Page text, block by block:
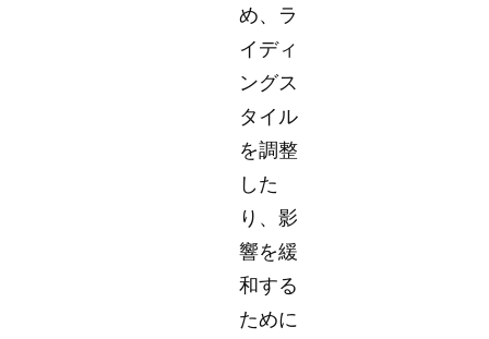
め、ラ
イディ
ングス
タイル
を調整
した
り、影
響を緩
和する
ために